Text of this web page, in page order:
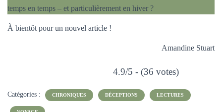
temps en temps – et particulièrement en hiver ?
À bientôt pour un nouvel article !
Amandine Stuart
4.9/5 - (36 votes)
Catégories : CHRONIQUES DÉCEPTIONS LECTURES